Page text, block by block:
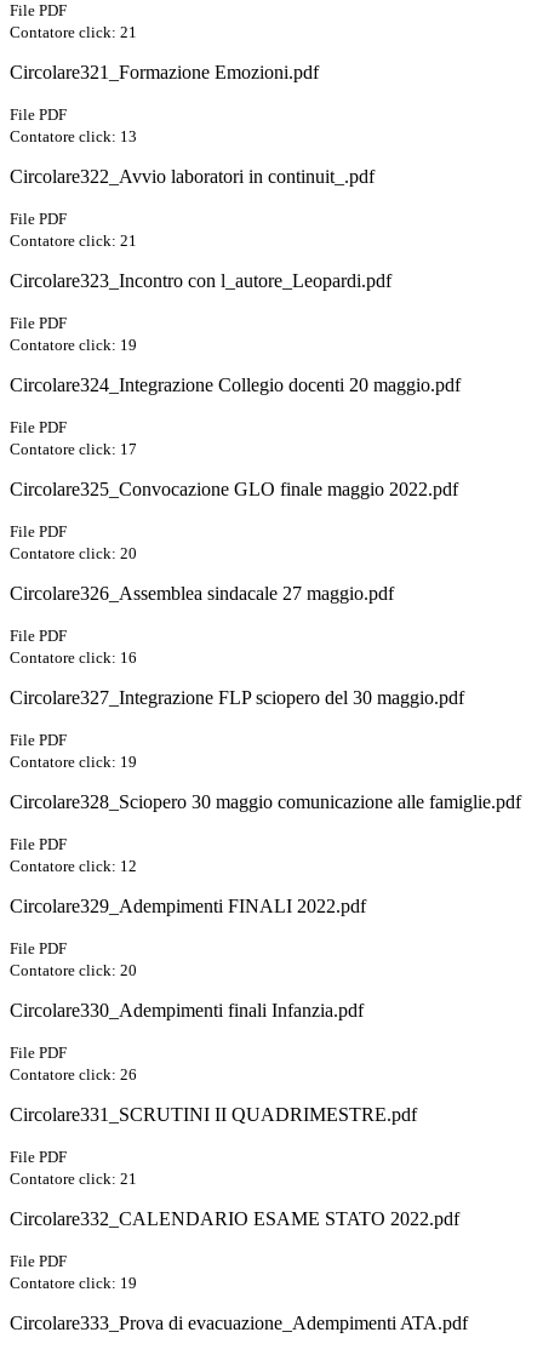
File PDF
Contatore click: 21
Circolare321_Formazione Emozioni.pdf
File PDF
Contatore click: 13
Circolare322_Avvio laboratori in continuit_.pdf
File PDF
Contatore click: 21
Circolare323_Incontro con l_autore_Leopardi.pdf
File PDF
Contatore click: 19
Circolare324_Integrazione Collegio docenti 20 maggio.pdf
File PDF
Contatore click: 17
Circolare325_Convocazione GLO finale maggio 2022.pdf
File PDF
Contatore click: 20
Circolare326_Assemblea sindacale 27 maggio.pdf
File PDF
Contatore click: 16
Circolare327_Integrazione FLP sciopero del 30 maggio.pdf
File PDF
Contatore click: 19
Circolare328_Sciopero 30 maggio comunicazione alle famiglie.pdf
File PDF
Contatore click: 12
Circolare329_Adempimenti FINALI 2022.pdf
File PDF
Contatore click: 20
Circolare330_Adempimenti finali Infanzia.pdf
File PDF
Contatore click: 26
Circolare331_SCRUTINI II QUADRIMESTRE.pdf
File PDF
Contatore click: 21
Circolare332_CALENDARIO ESAME STATO 2022.pdf
File PDF
Contatore click: 19
Circolare333_Prova di evacuazione_Adempimenti ATA.pdf